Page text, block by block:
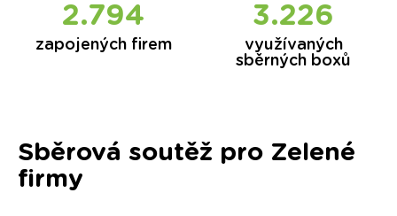
2.849
zapojených firem
3.314
využívaných
sběrných boxů
Sběrová soutěž pro Zelené
firmy